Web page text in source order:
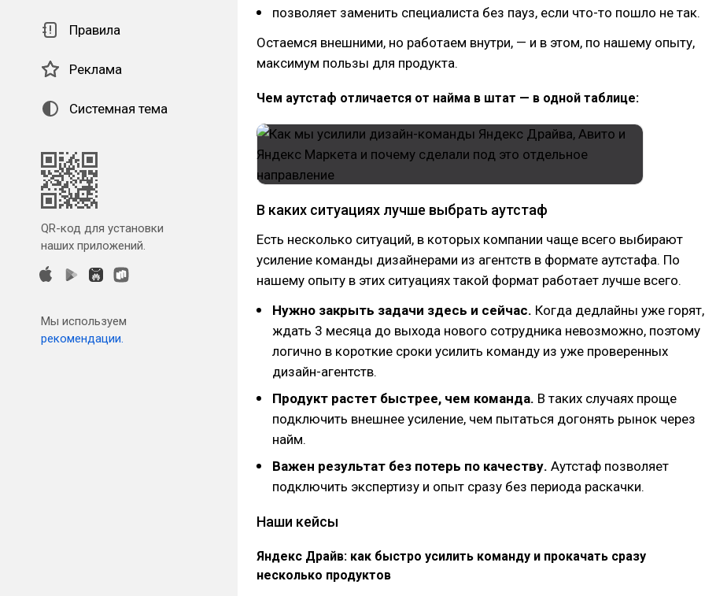
Правила
Реклама
Системная тема
QR-код для установки
наших приложений.
Мы используем
рекомендации.
позволяет заменить специалиста без пауз, если что-то пошло не так.
Остаемся внешними, но работаем внутри, — и в этом, по нашему опыту,
максимум пользы для продукта.
Чем аутстаф отличается от найма в штат — в одной таблице:
В каких ситуациях лучше выбрать аутстаф
Есть несколько ситуаций, в которых компании чаще всего выбирают
усиление команды дизайнерами из агентств в формате аутстафа. По
нашему опыту в этих ситуациях такой формат работает лучше всего.
Нужно закрыть задачи здесь и сейчас. Когда дедлайны уже горят,
ждать 3 месяца до выхода нового сотрудника невозможно, поэтому
логично в короткие сроки усилить команду из уже проверенных
дизайн-агентств.
Продукт растет быстрее, чем команда. В таких случаях проще
подключить внешнее усиление, чем пытаться догонять рынок через
найм.
Важен результат без потерь по качеству. Аутстаф позволяет
подключить экспертизу и опыт сразу без периода раскачки.
Наши кейсы
Яндекс Драйв: как быстро усилить команду и прокачать сразу
несколько продуктов